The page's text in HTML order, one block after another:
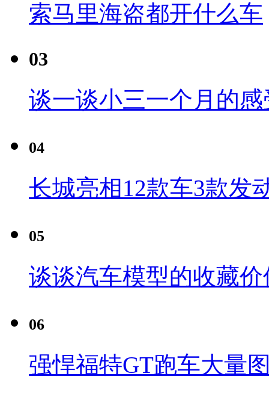
索马里海盗都开什么车
03
谈一谈小三一个月的感
04
长城亮相12款车3款发
05
谈谈汽车模型的收藏价
06
强悍福特GT跑车大量